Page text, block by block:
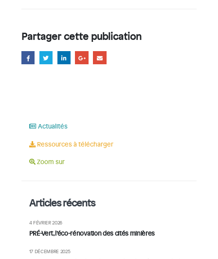
Partager cette publication
Actualités
Ressources à télécharger
Zoom sur
Articles récents
PRÉ-Vert, l’éco-rénovation des cités minières
4 FÉVRIER 2026
17 DÉCEMBRE 2025